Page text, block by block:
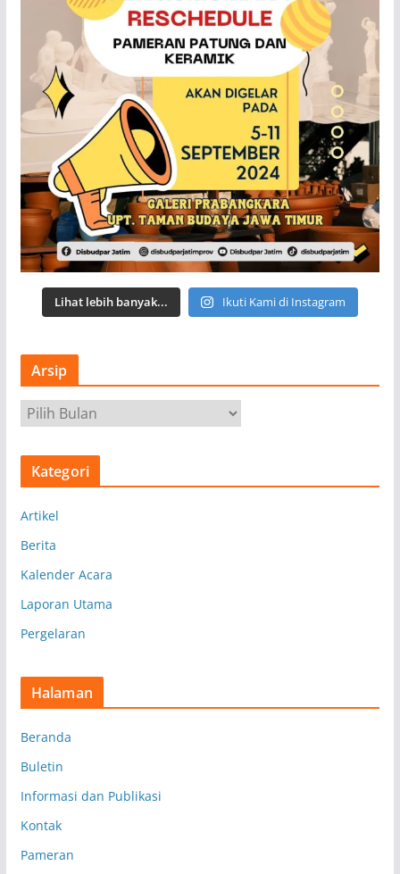
Lihat lebih banyak... Ikuti Kami di Instagram
Arsip
r
s
Kategori
Artikel
Berita
Kalender Acara
Laporan Utama
Pergelaran
Halaman
Beranda
Buletin
Informasi dan Publikasi
Kontak
Pameran